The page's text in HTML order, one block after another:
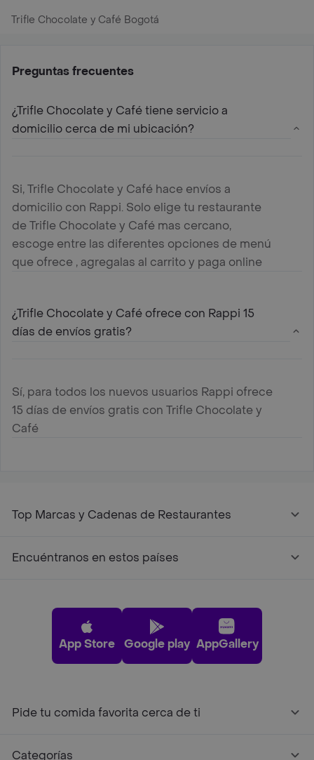
Trifle Chocolate y Café Bogotá
Preguntas frecuentes
¿Trifle Chocolate y Café tiene servicio a
domicilio cerca de mi ubicación?
Si, Trifle Chocolate y Café hace envíos a
domicilio con Rappi. Solo elige tu restaurante
de Trifle Chocolate y Café mas cercano,
escoge entre las diferentes opciones de menú
que ofrece , agregalas al carrito y paga online
¿Trifle Chocolate y Café ofrece con Rappi 15
días de envíos gratis?
Sí, para todos los nuevos usuarios Rappi ofrece
15 días de envíos gratis con Trifle Chocolate y
Café
Top Marcas y Cadenas de Restaurantes
Encuéntranos en estos países
App Store Google play AppGallery
Pide tu comida favorita cerca de ti
Categorías